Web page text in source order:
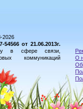
2026
от 21.06.2013г.
в сфере связи,
коммуникаций
О